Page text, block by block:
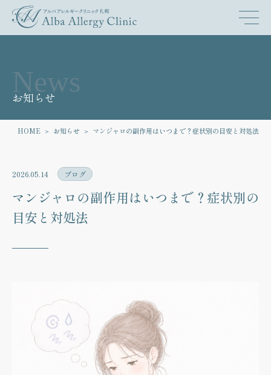
News
お知らせ
HOME お知らせ マンジャロの副作用はいつまで？症状別の目安と対処法
2026.05.14 ブログ
マンジャロの副作用はいつまで？症状別の
目安と対処法